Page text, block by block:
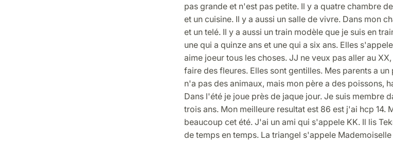
pas grande et n'est pas petite. Il y a quatre chambre
et un cuisine. Il y a aussi un salle de vivre. Dans mon
et un telé. Il y a aussi un train modèle que je suis en
une qui a quinze ans et une qui a six ans. Elles
aime joeur tous les choses. JJ ne veux pas aller au
faire des fleures. Elles sont gentilles. Mes parents a
n'a pas des animaux, mais mon père a des poissons,
Dans l'été je joue près de jaque jour. Je suis membre
trois ans. Mon meilleure resultat est 86 est j'ai hcp 14.
beaucoup cet été. J'ai un ami qui s'appele KK. Il lis
de temps en temps. La triangel s'appele